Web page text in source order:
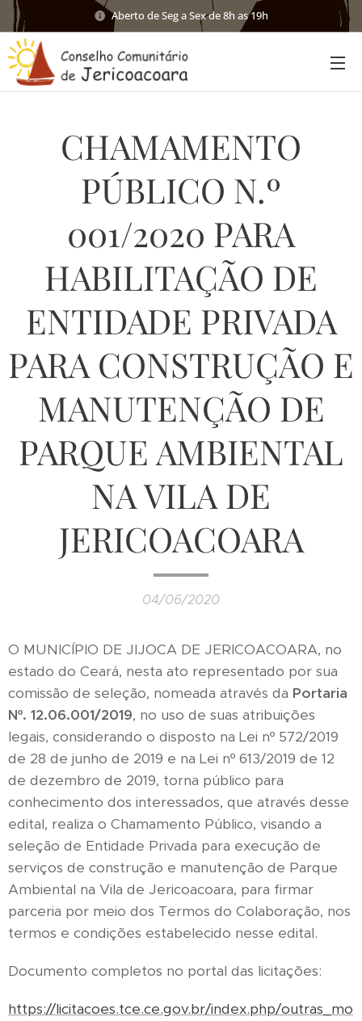
Aberto de Seg a Sex de 8h as 19h
CHAMAMENTO
PÚBLICO N.º
001/2020 PARA
HABILITAÇÃO DE
ENTIDADE PRIVADA
PARA CONSTRUÇÃO E
MANUTENÇÃO DE
PARQUE AMBIENTAL
NA VILA DE
JERICOACOARA
04/06/2020
O MUNICÍPIO DE JIJOCA DE JERICOACOARA, no
estado do Ceará, nesta ato representado por sua
comissão de seleção, nomeada através da Portaria
Nº. 12.06.001/2019, no uso de suas atribuições
legais, considerando o disposto na Lei nº 572/2019
de 28 de junho de 2019 e na Lei nº 613/2019 de 12
de dezembro de 2019, torna público para
conhecimento dos interessados, que através desse
edital, realiza o Chamamento Público, visando a
seleção de Entidade Privada para execução de
serviços de construção e manutenção de Parque
Ambiental na Vila de Jericoacoara, para firmar
parceria por meio dos Termos do Colaboração, nos
termos e condições estabelecido nesse edital.
Documento completos no portal das licitações:
https://licitacoes.tce.ce.gov.br/index.php/outras_mo